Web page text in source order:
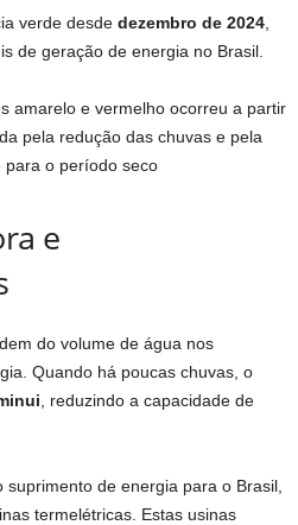
verde desde dezembro de 2024
de geração de energia no Brasil.
amarelo e vermelho ocorreu a partir
pela redução das chuvas e pela
para o período seco
e
do volume de água nos
Quando há poucas chuvas, o
, reduzindo a capacidade de
de energia para o Brasil,
termelétricas. Estas usinas